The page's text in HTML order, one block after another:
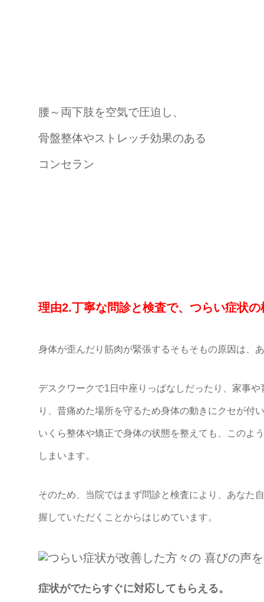
腰～両下肢を空気で圧迫し、
骨盤整体やストレッチ効果のある
コンセラン
理由2.丁寧な問診と検査で、つらい症状
身体が歪んだり筋肉が緊張するそもそもの原因は、
デスクワークで1日中座りっぱなしだったり、家事
り、昔痛めた場所を守るため身体の動きにクセが付
いくら整体や矯正で身体の状態を整えても、このよ
しまいます。
そのため、当院ではまず問診と検査により、あなた
握していただくことからはじめています。
症状がでたらすぐに対応してもらえる。